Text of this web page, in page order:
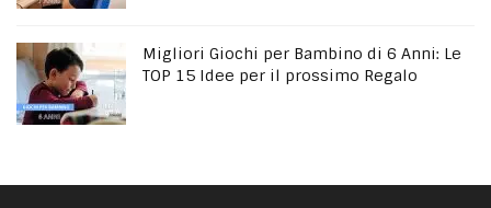
Migliori Giochi per Bambino di 6 Anni: Le
TOP 15 Idee per il prossimo Regalo